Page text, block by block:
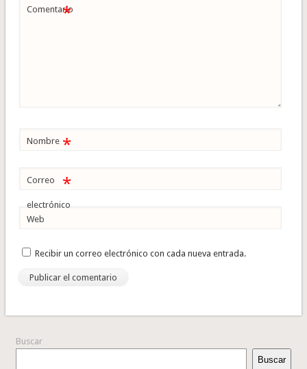
Comentario
*
Nombre *
Correo
electrónico
*
Web
Recibir un correo electrónico con cada nueva entrada.
Buscar
Buscar